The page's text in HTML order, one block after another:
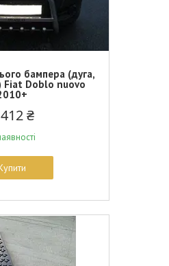
бампера (дуга,
Fiat Doblo nuovo
₴